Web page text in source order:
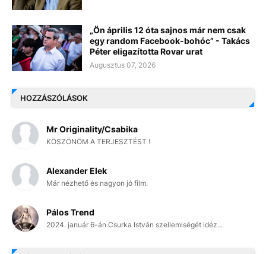
„Ön április 12 óta sajnos már nem csak
egy random Facebook-bohóc” - Takács
Péter eligazította Rovar urat
Augusztus 07, 2026
HOZZÁSZÓLÁSOK
Mr Originality/Csabika
KÖSZÖNÖM A TERJESZTÉST !
Alexander Elek
Már nézhető és nagyon jó film.
Pálos Trend
2024. január 6-án Csurka István szellemiségét idéz...